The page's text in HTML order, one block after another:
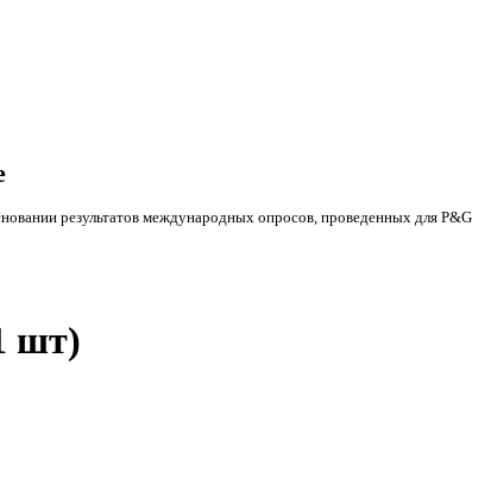
результатов международных опросов, проведенных для P&G
шт)